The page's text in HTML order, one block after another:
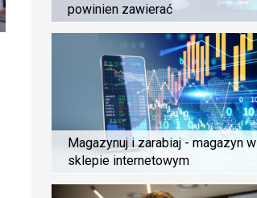
powinien zawierać
Magazynuj i zarabiaj - magazyn w
sklepie internetowym